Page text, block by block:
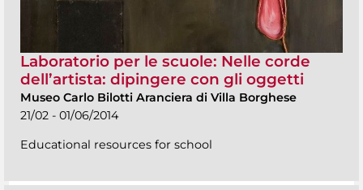
Laboratorio per le scuole: Nelle corde
dell’artista: dipingere con gli oggetti
Museo Carlo Bilotti Aranciera di Villa Borghese
21/02 - 01/06/2014
Educational resources for school